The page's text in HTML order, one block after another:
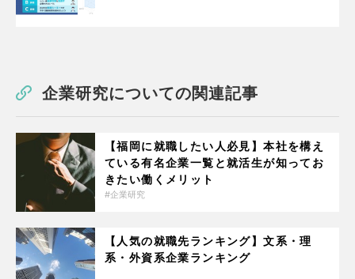
企業研究についての関連記事
【福岡に就職したい人必見】本社を構え
ている有名企業一覧と就活生が知ってお
きたい働くメリット
企業研究
【人気の就職先ランキング】文系・理
系・外資系企業ランキング